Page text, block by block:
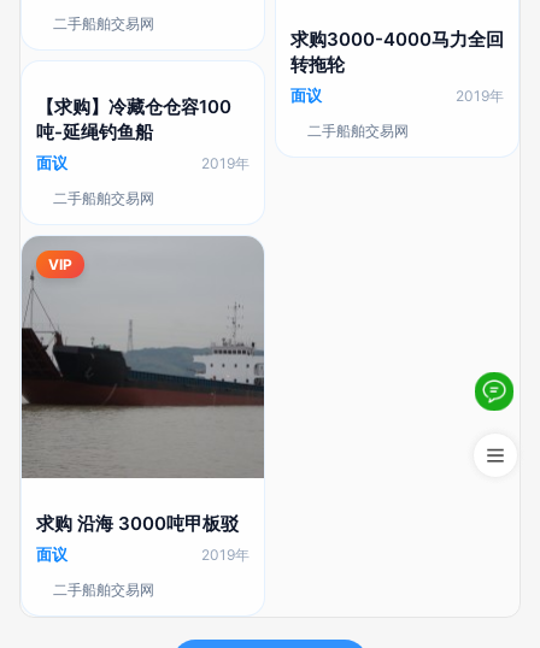
二手船舶交易网
【求购】冷藏仓仓容100
吨-延绳钓鱼船
面议
2019年
二手船舶交易网
VIP
求购 沿海 3000吨甲板驳
面议
2019年
二手船舶交易网
求购3000-4000马力全回
转拖轮
面议
2019年
二手船舶交易网